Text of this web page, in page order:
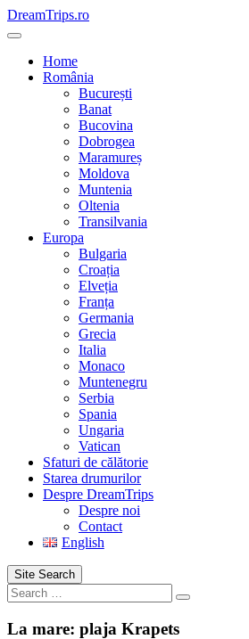
Skip
to
DreamTrips.ro
Home
România
București
Banat
Bucovina
Dobrogea
Maramureș
Moldova
Muntenia
Oltenia
Transilvania
Europa
Bulgaria
Croația
Elveția
Franța
Germania
Grecia
Italia
Monaco
Muntenegru
Serbia
Spania
Ungaria
Vatican
Sfaturi de călătorie
Starea drumurilor
Despre DreamTrips
Despre noi
Contact
English
Site Search
Search
La mare: plaja Krapets